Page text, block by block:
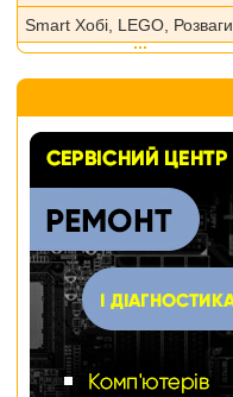
Smart Хобі, LEGO, Розваги